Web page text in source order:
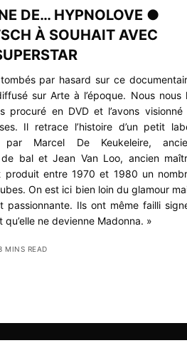
DE… HYPNOLOVE ●
À SOUHAIT AVEC
par hasard sur ce
sur Arte à l’époque. Nous nous
procuré en DVD et l’avons visionné
Il retrace l’histoire d’un petit
Marcel De Keukeleire,
de bal et Jean Van Loo, ancien
produit entre 1970 et 1980 un
On est ici bien loin du glamour
passionnante. Ils ont même failli
qu’elle ne devienne Madonna. »
MINS READ